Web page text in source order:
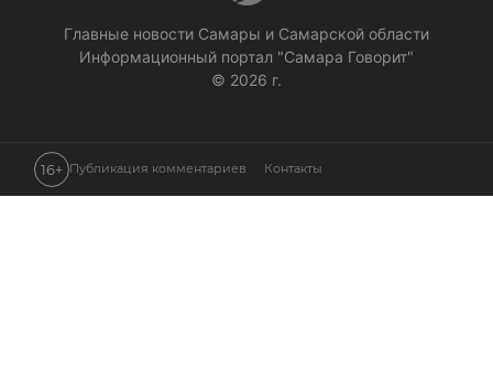
Главные новости Самары и Самарской области
Информационный портал "Самара Говорит"
© 2026 г.
16+ Публикация комментариев Контакты